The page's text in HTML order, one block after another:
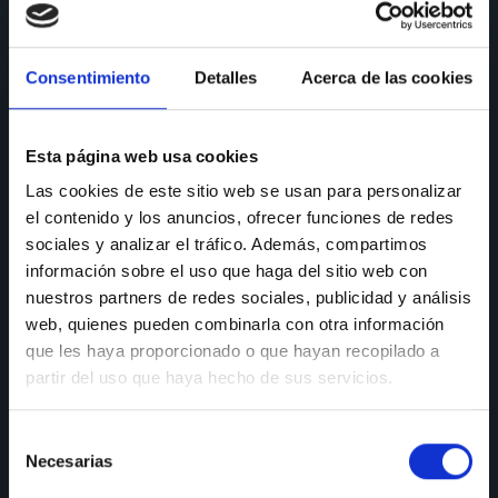
Consentimiento Detalles Acerca de las cookies
Esta página web usa cookies
Las cookies de este sitio web se usan para personalizar
el contenido y los anuncios, ofrecer funciones de redes
sociales y analizar el tráfico. Además, compartimos
información sobre el uso que haga del sitio web con
nuestros partners de redes sociales, publicidad y análisis
web, quienes pueden combinarla con otra información
que les haya proporcionado o que hayan recopilado a
partir del uso que haya hecho de sus servicios.
Necesarias
Teléfono de consulta:
91 690 96 63
Móvil: 636 59 60 42
E-mail: info@nectali.com
SHOWROOM
Lunes a viernes: